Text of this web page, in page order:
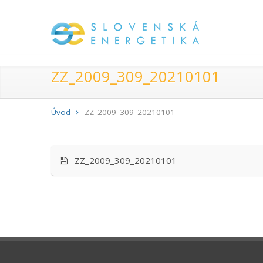
ZZ_2009_309_20210101
Úvod ZZ_2009_309_20210101
ZZ_2009_309_20210101